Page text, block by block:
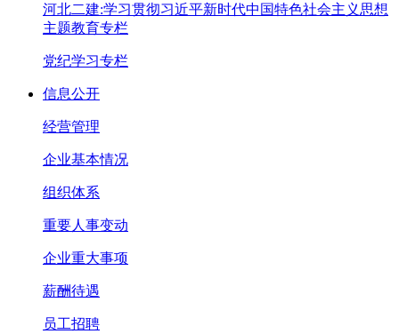
河北二建:学习贯彻习近平新时代中国特色社会主义思想
主题教育专栏
党纪学习专栏
信息公开
经营管理
企业基本情况
组织体系
重要人事变动
企业重大事项
薪酬待遇
员工招聘